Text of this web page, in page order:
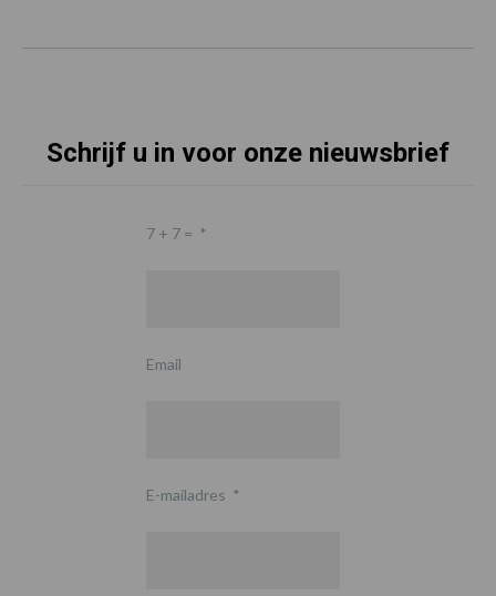
Schrijf u in voor onze nieuwsbrief
7 + 7 = *
Email
E-mailadres *